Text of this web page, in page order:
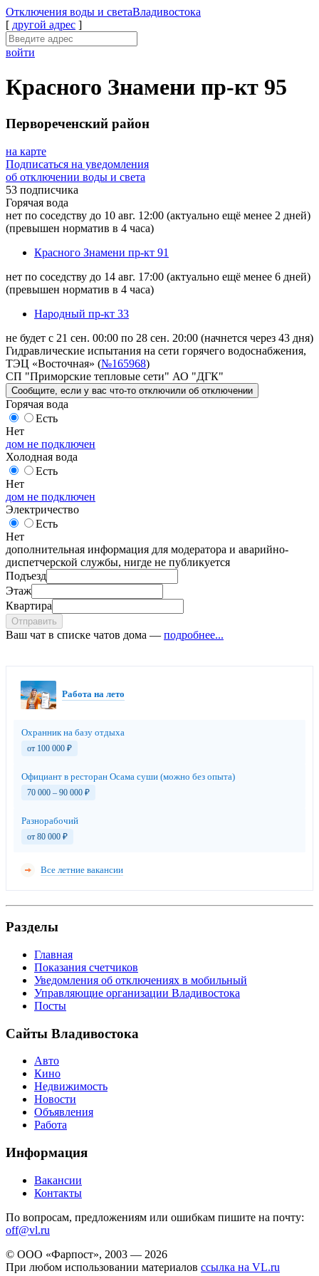
Отключения воды и светаВладивостока
[ другой адрес ]
войти
Красного Знамени пр-кт 95
Первореченский район
на карте
Подписаться на уведомления
об отключении воды и света
53 подписчика
Горячая вода
нет по соседству до 10 авг. 12:00 (актуально ещё менее 2 дней)
(превышен норматив в 4 часа)
Красного Знамени пр-кт 91
нет по соседству до 14 авг. 17:00 (актуально ещё менее 6 дней)
(превышен норматив в 4 часа)
Народный пр-кт 33
не будет с 21 сен. 00:00 по 28 сен. 20:00 (начнется через 43 дня)
Гидравлические испытания на сети горячего водоснабжения,
ТЭЦ «Восточная» (№165968)
СП "Приморские тепловые сети" АО "ДГК"
Сообщите , если у вас что-то отключили об отключении
Горячая вода
Есть
Нет
дом не подключен
Холодная вода
Есть
Нет
дом не подключен
Электричество
Есть
Нет
дополнительная информация для модератора и аварийно-
диспетчерской службы, нигде не публикуется
Подъезд
Этаж
Квартира
Отправить
Ваш чат в списке чатов дома — подробнее...
Работа на лето
Охранник на базу отдыха
от 100 000 ₽
Официант в ресторан Осама суши (можно без опыта)
70 000 – 90 000 ₽
Разнорабочий
от 80 000 ₽
Все летние вакансии
Разделы
Главная
Показания счетчиков
Уведомления об отключениях в мобильный
Управляющие организации Владивостока
Посты
Сайты Владивостока
Авто
Кино
Недвижимость
Новости
Объявления
Работа
Информация
Вакансии
Контакты
По вопросам, предложениям или ошибкам пишите на почту:
off@vl.ru
© ООО «Фарпост», 2003 — 2026
При любом использовании материалов ссылка на VL.ru